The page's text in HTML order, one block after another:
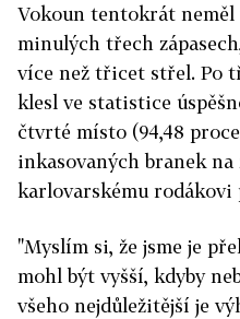
Vokoun tentokrát
minulých třech
více než třicet střel. Po
klesl ve statistice
čtvrté místo (94,48
inkasovaných branek na
karlovarskému
"Myslím si, že jsme je
mohl být vyšší, kdyby
všeho nejdůležitější je